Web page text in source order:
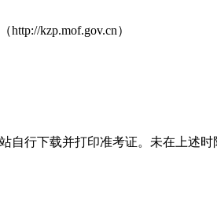
kzp.mof.gov.cn）
行下载并打印准考证。未在上述时